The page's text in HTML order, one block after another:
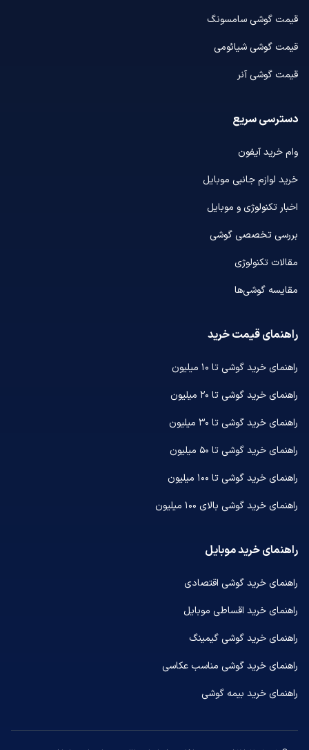
قیمت گوشی سامسونگ
قیمت گوشی شیائومی
قیمت گوشی آنر
دسترسی سریع
وام خرید آیفون
خرید لوازم جانبی موبایل
اخبار تکنولوژی و موبایل
بررسی تخصصی گوشی
مقالات تکنولوژی
مقایسه گوشی‌ها
راهنمای قیمت خرید
راهنمای خرید گوشی تا ۱۰ میلیون
راهنمای خرید گوشی تا ۲۰ میلیون
راهنمای خرید گوشی تا ۳۰ میلیون
راهنمای خرید گوشی تا ۵۰ میلیون
راهنمای خرید گوشی تا ۱۰۰ میلیون
راهنمای خرید گوشی بالای ۱۰۰ میلیون
راهنمای خرید موبایل
راهنمای خرید گوشی اقتصادی
راهنمای خرید اقساطی موبایل
راهنمای خرید گوشی گیمینگ
راهنمای خرید گوشی مناسب عکاسی
راهنمای خرید بیمه گوشی